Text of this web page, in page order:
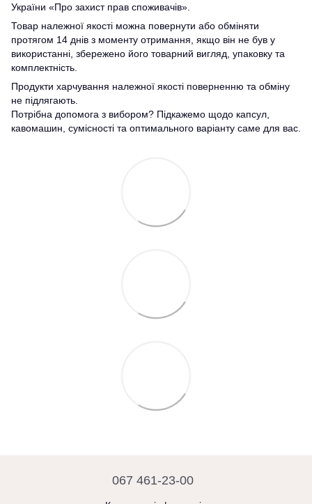
України «Про захист прав споживачів».
Товар належної якості можна повернути або обміняти
протягом 14 днів з моменту отримання, якщо він не був у
використанні, збережено його товарний вигляд, упаковку та
комплектність.
Продукти харчування належної якості поверненню та обміну
не підлягають.
Потрібна допомога з вибором? Підкажемо щодо капсул,
кавомашин, сумісності та оптимального варіанту саме для вас.
067 461-23-00